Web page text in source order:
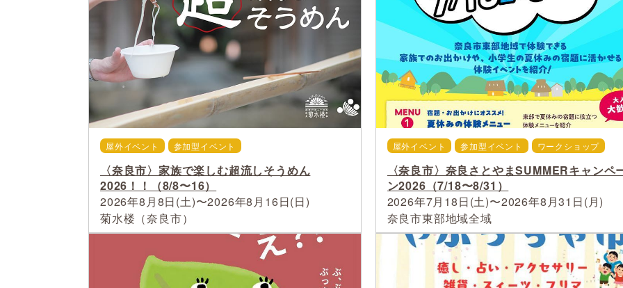
屋外イベント 参加型イベント
〈奈良市〉家族で楽しむ超流しそうめん
2026！！（8/8〜16）
2026年8月8日(土)〜2026年8月16日(日)
菊水楼（奈良市）
屋外イベント 参加型イベント ワークショップ
〈奈良市〉奈良さとやまSUMMERキャンペ
ン2026（7/18〜8/31）
2026年7月18日(土)〜2026年8月31日(月)
奈良市東部地域全域